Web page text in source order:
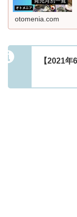
otomenia.com
【2021